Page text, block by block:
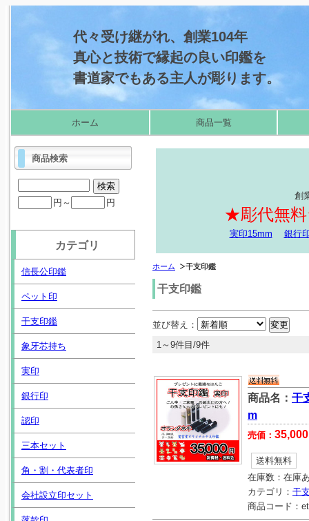
代々受け継がれ、創業104年
真心と技術で縁起の良い印鑑を
書道家でもある主人が彫ります。
ホーム 商品一覧
創
★彫代無
実印15mm 銀行
ホーム 干支印鑑
干支印鑑
並び替え：
1～9件目/9件
商品名： 干
m
売価： 35,000
送料無料
在庫数： 在庫
カテゴリ： 干
商品コード：
商品検索
円～ 円
カテゴリ
信長公印鑑
ペット印
干支印鑑
象牙芯持ち
実印
銀行印
認印
三本セット
角・割・代表者印
会社設立印セット